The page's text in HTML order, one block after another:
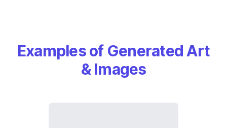
Examples of Generated Art
& Images